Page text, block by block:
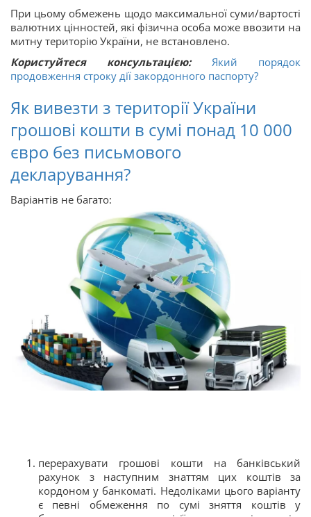
При цьомуобмежень щодо максимальної суми/вартості
валютних цінностей, які фізична особа може ввозити на
митну територію України, не встановлено.
Користуйтеся консультацією:
Який порядок
продовження строку дії закордонного паспорту?
Як вивезти з території України
грошові кошти в сумі понад 10 000
євро без письмового
декларування?
Варіантів не багато:
перерахувати грошові кошти на банківський
рахунок з наступним знаттям цих коштів за
кордоном у банкоматі. Недоліками цього варіанту
є певні обмеження по сумі зняття коштів у